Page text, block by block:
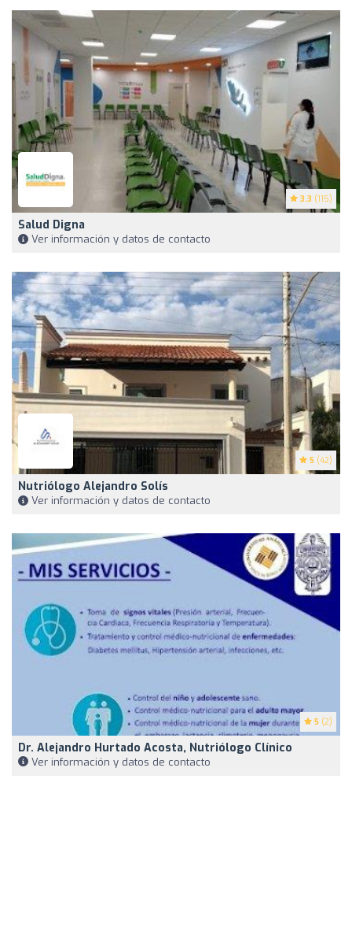
3.3 (115)
Salud Digna
Ver información y datos de contacto
5 (42)
Nutriólogo Alejandro Solís
Ver información y datos de contacto
5 (2)
Dr. Alejandro Hurtado Acosta, Nutriólogo Clínico
Ver información y datos de contacto